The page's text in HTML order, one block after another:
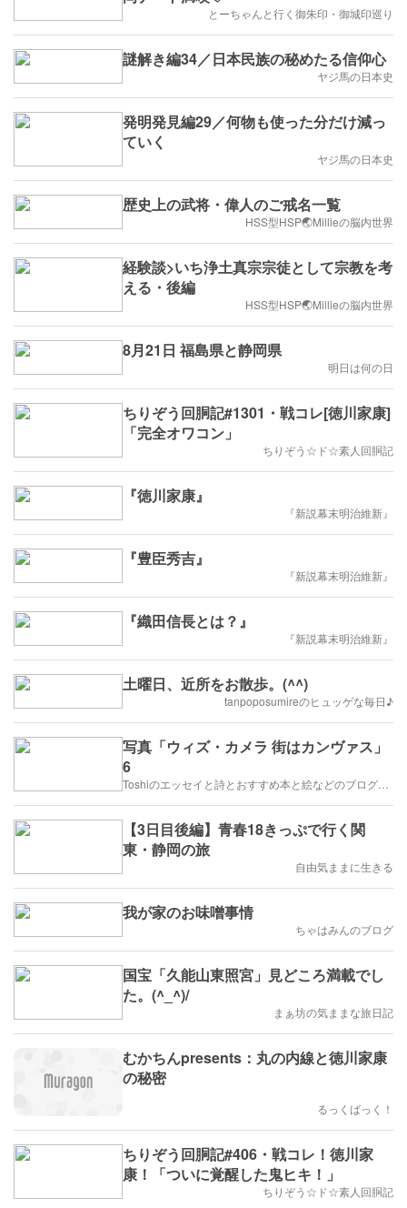
とーちゃんと行く御朱印・御城印巡り
謎解き編34／日本民族の秘めたる信仰心
ヤジ馬の日本史
発明発見編29／何物も使った分だけ減っ
ていく
ヤジ馬の日本史
歴史上の武将・偉人のご戒名一覧
HSS型HSP🌏Millieの脳内世界
経験談>いち浄土真宗宗徒として宗教を考
える・後編
HSS型HSP🌏Millieの脳内世界
8月21日 福島県と静岡県
明日は何の日
ちりぞう回胴記#1301・戦コレ[徳川家康]
「完全オワコン」
ちりぞう☆ド☆素人回胴記
『徳川家康』
『新説幕末明治維新』
『豊臣秀吉』
『新説幕末明治維新』
『織田信長とは？』
『新説幕末明治維新』
土曜日、近所をお散歩。(^^)
tanpoposumireのヒュッゲな毎日♪
写真「ウィズ・カメラ 街はカンヴァス」
6
Toshiのエッセイと詩とおすすめ本と絵などのブログ by車戸都志春
【3日目後編】青春18きっぷで行く関
東・静岡の旅
自由気ままに生きる
我が家のお味噌事情
ちゃはみんのブログ
国宝「久能山東照宮」見どころ満載でし
た。(^_^)/
まぁ坊の気ままな旅日記
むかちんpresents：丸の内線と徳川家康
の秘密
るっくばっく！
ちりぞう回胴記#406・戦コレ！徳川家
康！「ついに覚醒した鬼ヒキ！」
ちりぞう☆ド☆素人回胴記